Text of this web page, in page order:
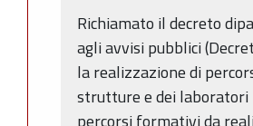
Richiamato il decreto
agli avvisi pubblici
la realizzazione di
strutture e dei laboratori